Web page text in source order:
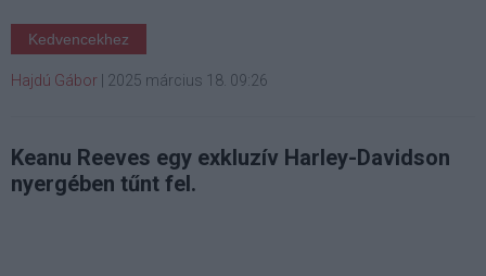
Kedvencekhez
Hajdú Gábor 2025 március 18. 09:26
Keanu Reeves egy exkluzív Harley-Davidson
nyergében tűnt fel.